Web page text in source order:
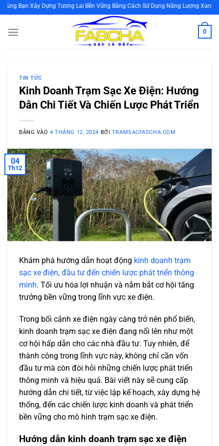
Bỏ
qua
nội
Dựng Tương Lai Bền Vững Bằng Cách Sử Dụng Năng Lượng Xanh
0
TIN TỨC
Kinh Doanh Trạm Sạc Xe Điện: Hướng
Dẫn Chi Tiết Và Chiến Lược Phát Triển
ĐĂNG VÀO4 THÁNG 12, 2024 BỞI TRAMSACFASCHA.COM
04
Th12
Khám phá hướng dẫn hoạt động kinh doanh trạm
sạc xe điện, đầu tư đến chiến lược phát triển thông
minh. Tối ưu hóa lợi nhuận và nắm bắt cơ hội tăng
trưởng bền vững trong lĩnh vực xe điện.
Trong bối cảnh xe điện ngày càng trở nên phổ biến,
kinh doanh trạm sạc xe điện đang nổi lên như một
cơ hội hấp dẫn cho các nhà đầu tư. Tuy nhiên, để
thành công trong lĩnh vực này, không chỉ cần vốn
đầu tư mà còn đòi hỏi những chiến lược phát triển
thông minh và hiệu quả. Bài viết này sẽ cung cấp
hướng dẫn chi tiết, từ việc lập kế hoạch, xây dựng hệ
thống, đến các chiến lược kinh doanh và phát triển
bền vững cho mô hình trạm sạc xe điện.
Hướng dẫn kinh doanh trạm sạc xe điện